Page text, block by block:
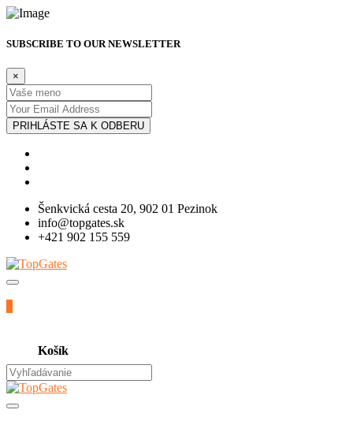
SUBSCRIBE TO OUR NEWSLETTER
×
PRIHLÁSTE SA K ODBERU
Šenkvická cesta 20, 902 01 Pezinok
info@topgates.sk
+421 902 155 559
Košík